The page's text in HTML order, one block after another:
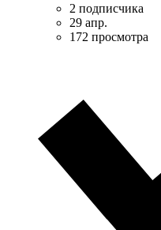
2 подписчика
29 апр.
172 просмотра